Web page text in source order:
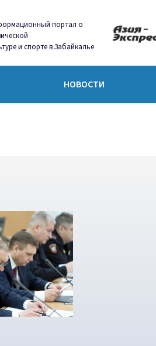
портал о
и спорте в Забайкалье
НОВОСТИ